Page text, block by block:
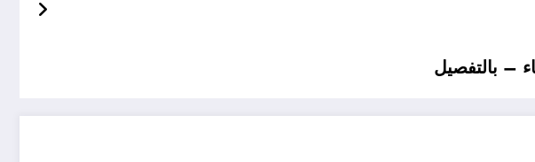
– بالتفصيل